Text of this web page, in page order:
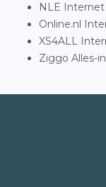
NLE Internet
Online.nl
XS4ALL
Ziggo Alles-